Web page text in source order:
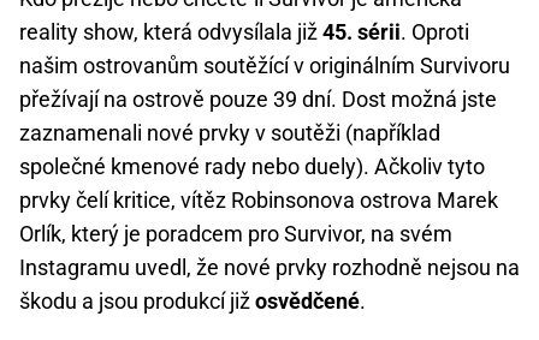
reality show, která odvysílala již45. sérii. Oproti
našim ostrovanům soutěžící v originálním Survivoru
přežívají na ostrově pouze 39 dní. Dost možná jste
zaznamenali nové prvky v soutěži (například
společné kmenové rady nebo duely). Ačkoliv tyto
prvky čelí kritice, vítěz Robinsonova ostrova Marek
Orlík, který je poradcem pro Survivor, na svém
Instagramu uvedl, že nové prvky rozhodně nejsou na
škodu a jsou produkcí jižosvědčené.